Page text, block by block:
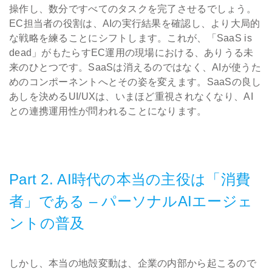
操作し、数分ですべてのタスクを完了させるでしょう。
EC担当者の役割は、AIの実行結果を確認し、より大局的
な戦略を練ることにシフトします。これが、「SaaS is
dead」がもたらすEC運用の現場における、ありうる未
来のひとつです。SaaSは消えるのではなく、AIが使うた
めのコンポーネントへとその姿を変えます。SaaSの良し
あしを決めるUI/UXは、いまほど重視されなくなり、AI
との連携運用性が問われることになります。
Part 2. AI時代の本当の主役は「消費
者」である – パーソナルAIエージェ
ントの普及
しかし、本当の地殻変動は、企業の内部から起こるので